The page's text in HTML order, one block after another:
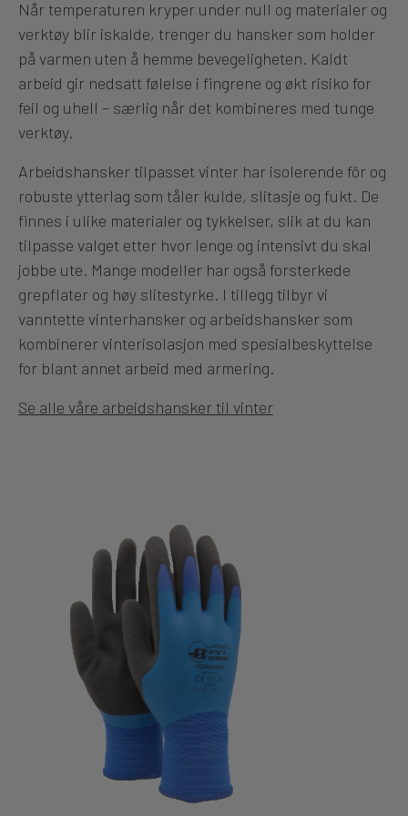
Når temperaturen kryper under null og materialer og
verktøy blir iskalde, trenger du hansker som holder
på varmen uten å hemme bevegeligheten. Kaldt
arbeid gir nedsatt følelse i fingrene og økt risiko for
feil og uhell – særlig når det kombineres med tunge
verktøy.
Arbeidshansker tilpasset vinter har isolerende fôr og
robuste ytterlag som tåler kulde, slitasje og fukt. De
finnes i ulike materialer og tykkelser, slik at du kan
tilpasse valget etter hvor lenge og intensivt du skal
jobbe ute. Mange modeller har også forsterkede
grepflater og høy slitestyrke. I tillegg tilbyr vi
vanntette vinterhansker og arbeidshansker som
kombinerer vinterisolasjon med spesialbeskyttelse
for blant annet arbeid med armering.
Se alle våre arbeidshansker til vinter